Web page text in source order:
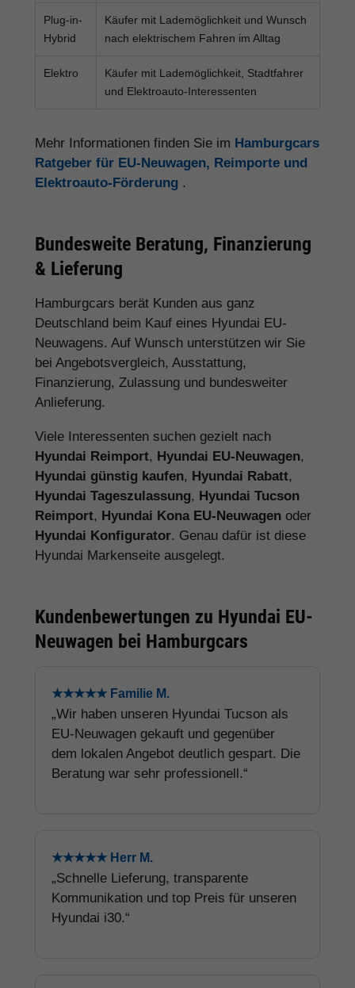
Plug-in-
Hybrid
Käufer mit Lademöglichkeit und Wunsch
nach elektrischem Fahren im Alltag
Elektro
Käufer mit Lademöglichkeit, Stadtfahrer
und Elektroauto-Interessenten
Mehr Informationen finden Sie im Hamburgcars
Ratgeber für EU-Neuwagen, Reimporte und
Elektroauto-Förderung .
Bundesweite Beratung, Finanzierung
& Lieferung
Hamburgcars berät Kunden aus ganz
Deutschland beim Kauf eines Hyundai EU-
Neuwagens. Auf Wunsch unterstützen wir Sie
bei Angebotsvergleich, Ausstattung,
Finanzierung, Zulassung und bundesweiter
Anlieferung.
Viele Interessenten suchen gezielt nach
Hyundai Reimport, Hyundai EU-Neuwagen,
Hyundai günstig kaufen, Hyundai Rabatt,
Hyundai Tageszulassung, Hyundai Tucson
Reimport, Hyundai Kona EU-Neuwagen oder
Hyundai Konfigurator. Genau dafür ist diese
Hyundai Markenseite ausgelegt.
Kundenbewertungen zu Hyundai EU-
Neuwagen bei Hamburgcars
★★★★★ Familie M.
„Wir haben unseren Hyundai Tucson als
EU-Neuwagen gekauft und gegenüber
dem lokalen Angebot deutlich gespart. Die
Beratung war sehr professionell.“
★★★★★ Herr M.
„Schnelle Lieferung, transparente
Kommunikation und top Preis für unseren
Hyundai i30.“